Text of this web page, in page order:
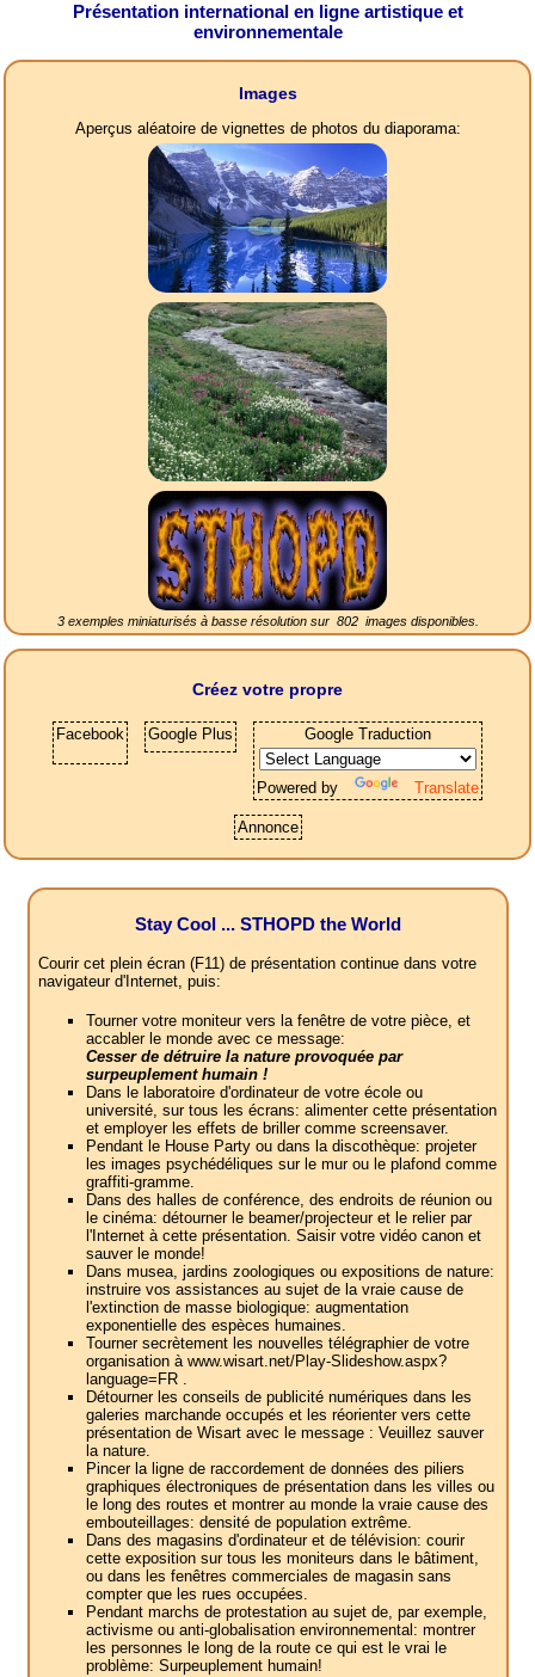
Présentation international en ligne artistique et
environnementale
Images
Aperçus aléatoire de vignettes de photos du diaporama:
3 exemples miniaturisés à basse résolution sur 802images disponibles.
Créez votre propre
Facebook Google Plus Google Traduction
Powered by Translate
Annonce
Stay Cool ... STHOPD the World
Courir cet plein écran (F11) de présentation continue dans votre
navigateur d'Internet, puis:
Tourner votre moniteur vers la fenêtre de votre pièce, et
accabler le monde avec ce message:
Cesser de détruire la nature provoquée par
surpeuplement humain !
Dans le laboratoire d'ordinateur de votre école ou
université, sur tous les écrans: alimenter cette présentation
et employer les effets de briller comme screensaver.
Pendant le House Party ou dans la discothèque: projeter
les images psychédéliques sur le mur ou le plafond comme
graffiti-gramme.
Dans des halles de conférence, des endroits de réunion ou
le cinéma: détourner le beamer/projecteur et le relier par
l'Internet à cette présentation. Saisir votre vidéo canon et
sauver le monde!
Dans musea, jardins zoologiques ou expositions de nature:
instruire vos assistances au sujet de la vraie cause de
l'extinction de masse biologique: augmentation
exponentielle des espèces humaines.
Tourner secrètement les nouvelles télégraphier de votre
organisation à www.wisart.net/Play-Slideshow.aspx?
language=FR .
Détourner les conseils de publicité numériques dans les
galeries marchande occupés et les réorienter vers cette
présentation de Wisart avec le message : Veuillez sauver
la nature.
Pincer la ligne de raccordement de données des piliers
graphiques électroniques de présentation dans les villes ou
le long des routes et montrer au monde la vraie cause des
embouteillages: densité de population extrême.
Dans des magasins d'ordinateur et de télévision: courir
cette exposition sur tous les moniteurs dans le bâtiment,
ou dans les fenêtres commerciales de magasin sans
compter que les rues occupées.
Pendant marchs de protestation au sujet de, par exemple,
activisme ou anti-globalisation environnemental: montrer
les personnes le long de la route ce qui est le vrai le
problème: Surpeuplement humain!